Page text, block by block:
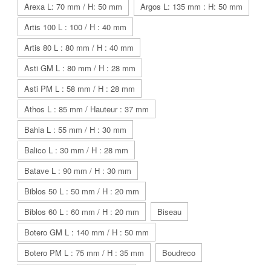
Arexa L: 70 mm / H: 50 mm
Argos L: 135 mm : H: 50 mm
Artis 100 L : 100 / H : 40 mm
Artis 80 L : 80 mm / H : 40 mm
Asti GM L : 80 mm / H : 28 mm
Asti PM L : 58 mm / H : 28 mm
Athos L : 85 mm / Hauteur : 37 mm
Bahia L : 55 mm / H : 30 mm
Balico L : 30 mm / H : 28 mm
Batave L : 90 mm / H : 30 mm
Biblos 50 L : 50 mm / H : 20 mm
Biblos 60 L : 60 mm / H : 20 mm
Biseau
Botero GM L : 140 mm / H : 50 mm
Botero PM L : 75 mm / H : 35 mm
Boudreco